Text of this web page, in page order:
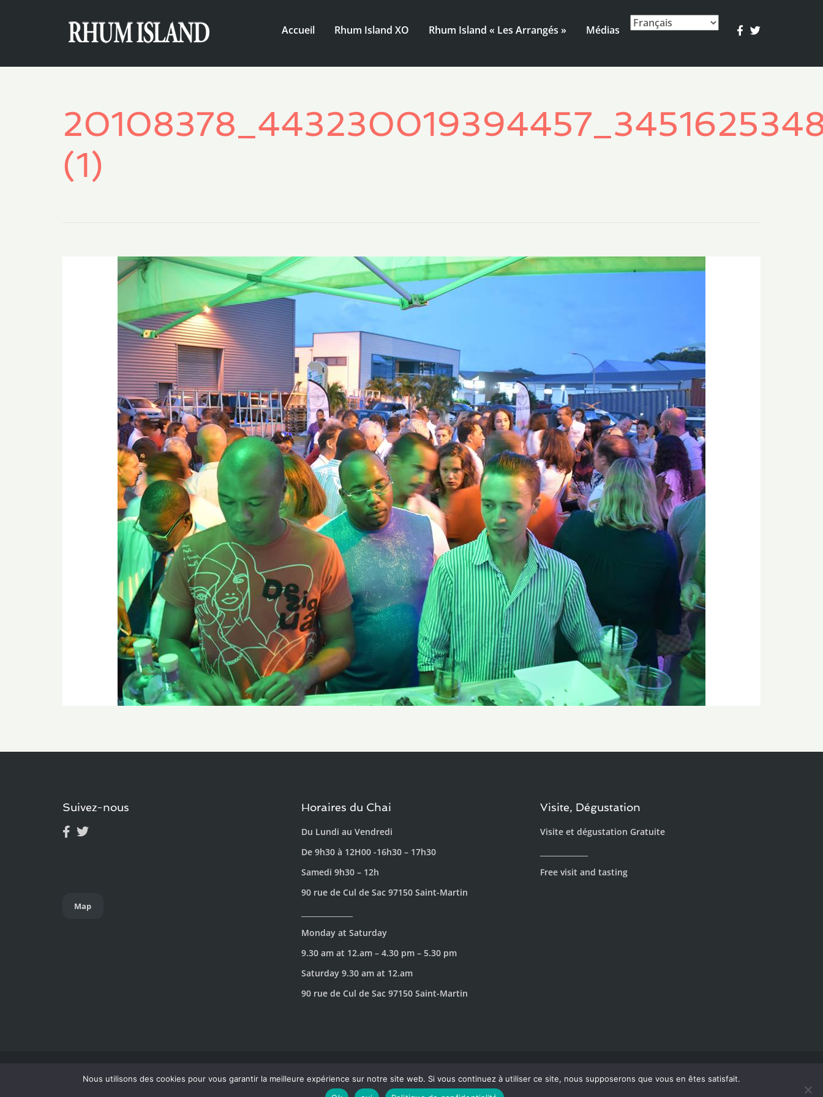
Accueil Rhum Island XO Rhum Island « Les Arrangés » Médias
(1)
Suivez-nous
Map
Horaires du Chai
Du Lundi au Vendredi
De 9h30 à 12H00 -16h30 – 17h30
Samedi 9h30 – 12h
90 rue de Cul de Sac 97150 Saint-Martin
Monday at Saturday
9.30 am at 12.am – 4.30 pm – 5.30 pm
Saturday 9.30 am at 12.am
90 rue de Cul de Sac 97150 Saint-Martin
Visite, Dégustation
Visite et dégustation Gratuite
Free visit and tasting
Copyright © 2024. ISLAND COMPAGNIE 90 rue de Cul de Sac 97150 SAINT-MARTIN.- Tous droits réservés. - L'ABUS D'ALCOOL EST DANGEREUX POUR LA SANTÉ. À
CONSOMMER AVEC MODÉRATION.
Nous utilisons des cookies pour vous garantir la meilleure expérience sur notre site web. Si vous continuez à utiliser ce site, nous supposerons que vous en êtes satisfait.